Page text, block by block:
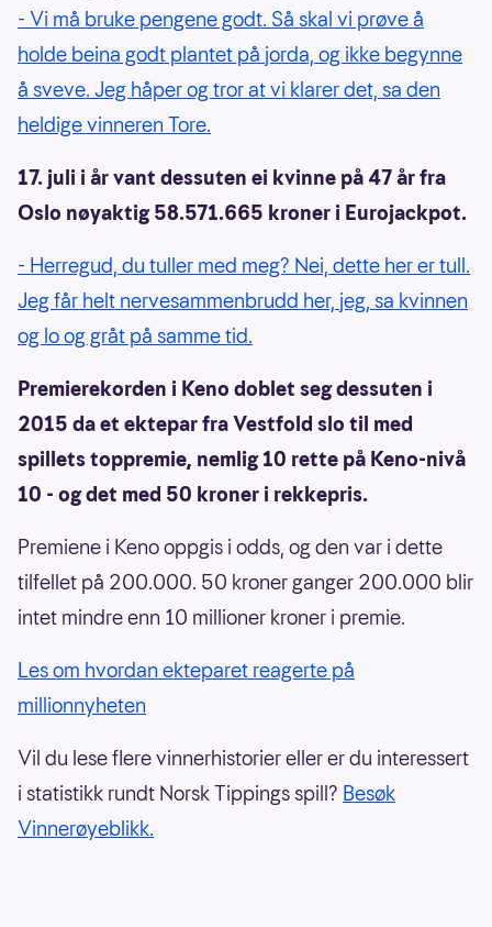
- Vi må bruke pengene godt. Så skal vi prøve å
holde beina godt plantet på jorda, og ikke begynne
å sveve. Jeg håper og tror at vi klarer det, sa den
heldige vinneren Tore.
17. juli i år vant dessuten ei kvinne på 47 år fra
Oslo nøyaktig 58.571.665 kroner i Eurojackpot.
- Herregud, du tuller med meg? Nei, dette her er tull.
Jeg får helt nervesammenbrudd her, jeg, sa kvinnen
og lo og gråt på samme tid.
Premierekorden i Keno doblet seg dessuten i
2015 da et ektepar fra Vestfold slo til med
spillets toppremie, nemlig 10 rette på Keno-nivå
10 - og det med 50 kroner i rekkepris.
Premiene i Keno oppgis i odds, og den var i dette
tilfellet på 200.000. 50 kroner ganger 200.000 blir
intet mindre enn 10 millioner kroner i premie.
Les om hvordan ekteparet reagerte på
millionnyheten
Vil du lese flere vinnerhistorier eller er du interessert
i statistikk rundt Norsk Tippings spill? Besøk
Vinnerøyeblikk.